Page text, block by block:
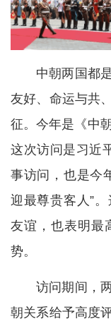
中朝两国都
友好、命运与共
征。今年是《中
这次访问是习近
事访问，也是今
迎最尊贵客人”
友谊，也表明最
势。
访问期间，
朝关系给予高度